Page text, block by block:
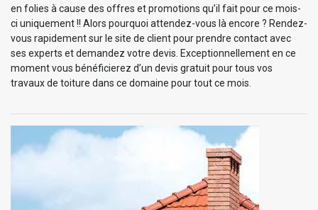
en folies à cause des offres et promotions qu’il fait pour ce mois-
ci uniquement !! Alors pourquoi attendez-vous là encore ? Rendez-
vous rapidement sur le site de client pour prendre contact avec
ses experts et demandez votre devis. Exceptionnellement en ce
moment vous bénéficierez d’un devis gratuit pour tous vos
travaux de toiture dans ce domaine pour tout ce mois.